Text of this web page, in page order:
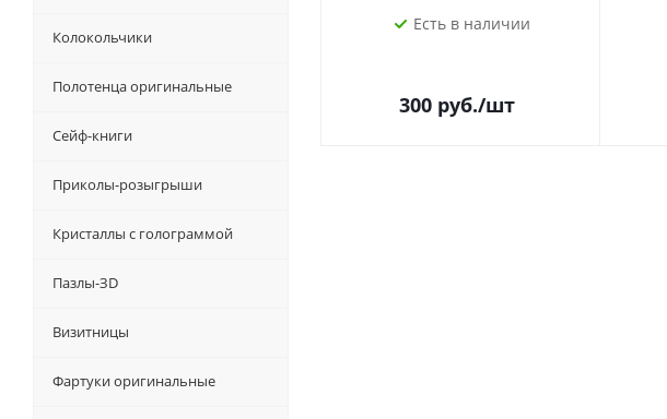
Есть в наличии
300 руб./шт
Колокольчики
Полотенца оригинальные
Сейф-книги
Приколы-розыгрыши
Кристаллы с голограммой
Пазлы-ЗD
Визитницы
Фартуки оригинальные